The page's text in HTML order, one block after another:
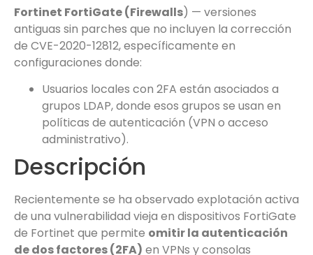
Fortinet FortiGate (Firewalls) — versiones
antiguas sin parches que no incluyen la corrección
de CVE-2020-12812, específicamente en
configuraciones donde:
Usuarios locales con 2FA están asociados a
grupos LDAP, donde esos grupos se usan en
políticas de autenticación (VPN o acceso
administrativo).
Descripción
Recientemente se ha observado explotación activa
de una vulnerabilidad vieja en dispositivos FortiGate
de Fortinet que permite omitir la autenticación
de dos factores (2FA) en VPNs y consolas